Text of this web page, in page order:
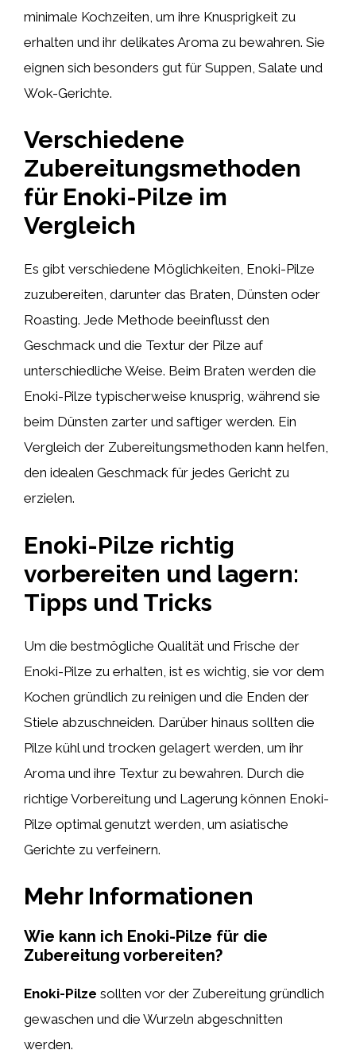
minimale Kochzeiten, um ihre Knusprigkeit zu
erhalten und ihr delikates Aroma zu bewahren. Sie
eignen sich besonders gut für Suppen, Salate und
Wok-Gerichte.
Verschiedene
Zubereitungsmethoden
für Enoki-Pilze im
Vergleich
Es gibt verschiedene Möglichkeiten, Enoki-Pilze
zuzubereiten, darunter das Braten, Dünsten oder
Roasting. Jede Methode beeinflusst den
Geschmack und die Textur der Pilze auf
unterschiedliche Weise. Beim Braten werden die
Enoki-Pilze typischerweise knusprig, während sie
beim Dünsten zarter und saftiger werden. Ein
Vergleich der Zubereitungsmethoden kann helfen,
den idealen Geschmack für jedes Gericht zu
erzielen.
Enoki-Pilze richtig
vorbereiten und lagern:
Tipps und Tricks
Um die bestmögliche Qualität und Frische der
Enoki-Pilze zu erhalten, ist es wichtig, sie vor dem
Kochen gründlich zu reinigen und die Enden der
Stiele abzuschneiden. Darüber hinaus sollten die
Pilze kühl und trocken gelagert werden, um ihr
Aroma und ihre Textur zu bewahren. Durch die
richtige Vorbereitung und Lagerung können Enoki-
Pilze optimal genutzt werden, um asiatische
Gerichte zu verfeinern.
Mehr Informationen
Wie kann ich Enoki-Pilze für die
Zubereitung vorbereiten?
Enoki-Pilze sollten vor der Zubereitung gründlich
gewaschen und die Wurzeln abgeschnitten
werden.